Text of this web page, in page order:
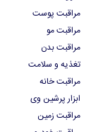
مراقبت پوست
مراقبت مو
مراقبت بدن
تغذیه و سلامت
مراقبت خانه
ابزار پرشین وی
مراقبت زمین